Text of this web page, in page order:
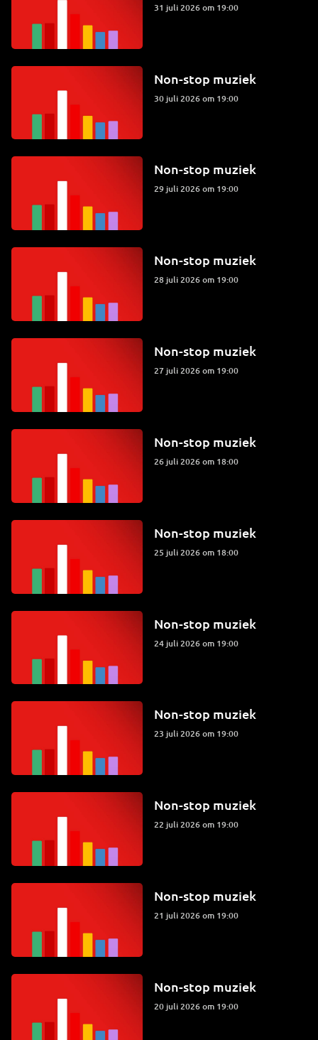
31 juli 2026 om 19:00
Non-stop muziek
30 juli 2026 om 19:00
Non-stop muziek
29 juli 2026 om 19:00
Non-stop muziek
28 juli 2026 om 19:00
Non-stop muziek
27 juli 2026 om 19:00
Non-stop muziek
26 juli 2026 om 18:00
Non-stop muziek
25 juli 2026 om 18:00
Non-stop muziek
24 juli 2026 om 19:00
Non-stop muziek
23 juli 2026 om 19:00
Non-stop muziek
22 juli 2026 om 19:00
Non-stop muziek
21 juli 2026 om 19:00
Non-stop muziek
20 juli 2026 om 19:00